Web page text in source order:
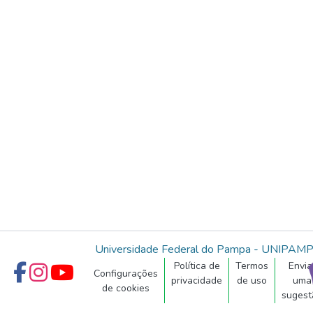
Universidade Federal do Pampa -
Configurações
de cookies
Política de
privacidade
Termos
de uso
uma